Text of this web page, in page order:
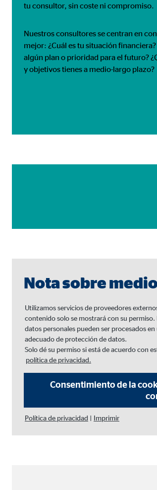
tu consultor, sin coste ni compromiso.
Nuestros consultores se centran en
mejor: ¿Cuál es tu situación financiera?
algún plan o prioridad para el futuro?
y objetivos tienes a medio-largo plazo?
Nota sobre
Utilizamos servicios de proveedores
contenido solo se mostrará con su
datos personales pueden ser procesados
adecuado de protección de datos.
Solo dé su permiso si está de acuerdo con
política de privacidad.
Consentimiento de la
Política de privacidad | Imprimir